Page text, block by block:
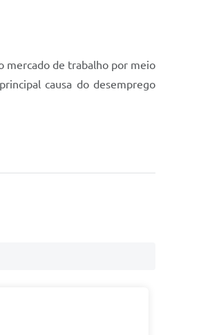
mercado de trabalho por meio
causa do desemprego